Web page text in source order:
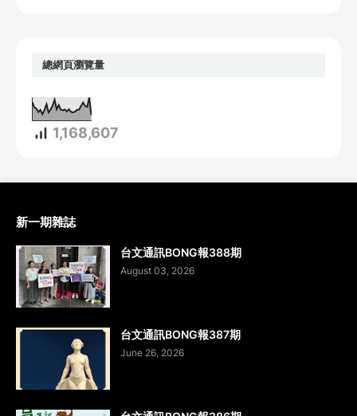
總網頁瀏覽量
1,168,607
新一期雜誌
台文通訊BONG報388期
August 03, 2026
台文通訊BONG報387期
June 26, 2026